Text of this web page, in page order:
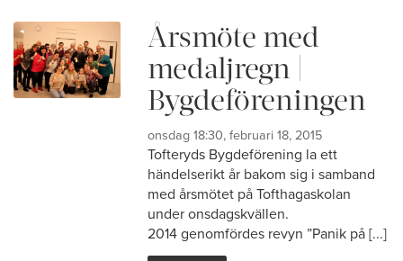
Årsmöte med
medaljregn |
Bygdeföreningen
onsdag 18:30, februari 18, 2015
Tofteryds Bygdeförening la ett
händelserikt år bakom sig i samband
med årsmötet på Tofthagaskolan
under onsdagskvällen.
2014 genomfördes revyn ”Panik på [...]